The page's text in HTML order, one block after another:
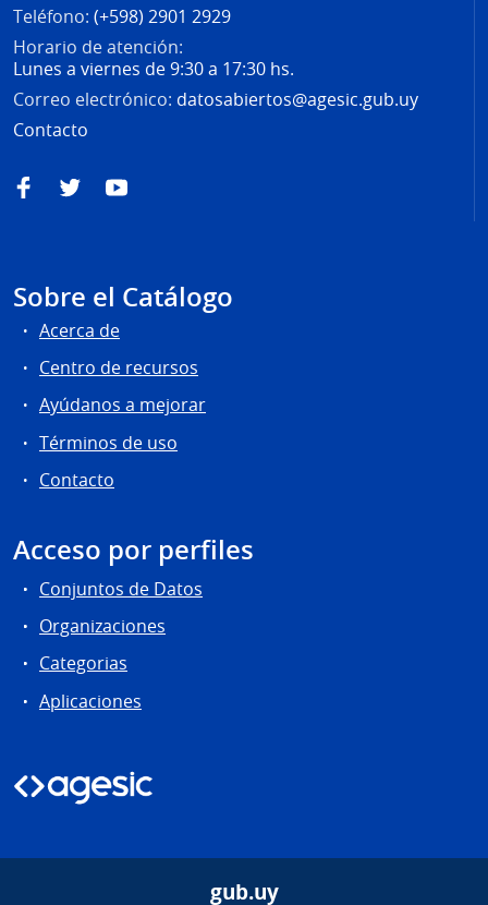
Teléfono: (+598) 2901 2929
Horario de atención:
Lunes a viernes de 9:30 a 17:30 hs.
Correo electrónico: datosabiertos@agesic.gub.uy
Contacto
FacebookTwitterYouTube
Sobre el Catálogo
Acerca de
Centro de recursos
Ayúdanos a mejorar
Términos de uso
Contacto
Acceso por perfiles
Conjuntos de Datos
Organizaciones
Categorias
Aplicaciones
gub.uy